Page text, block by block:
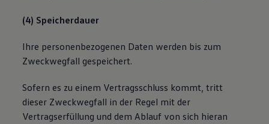
(4) Speicherdauer
Ihre personenbezogenen Daten werden bis zum
Zweckwegfall gespeichert.
Sofern es zu einem Vertragsschluss kommt, tritt
dieser Zweckwegfall in der Regel mit der
Vertragserfüllung und dem Ablauf von sich hieran